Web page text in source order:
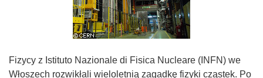
Fizycy z Istituto Nazionale di Fisica Nucleare (INFN) we
Włoszech rozwikłali wieloletnią zagadkę fizyki cząstek. Po